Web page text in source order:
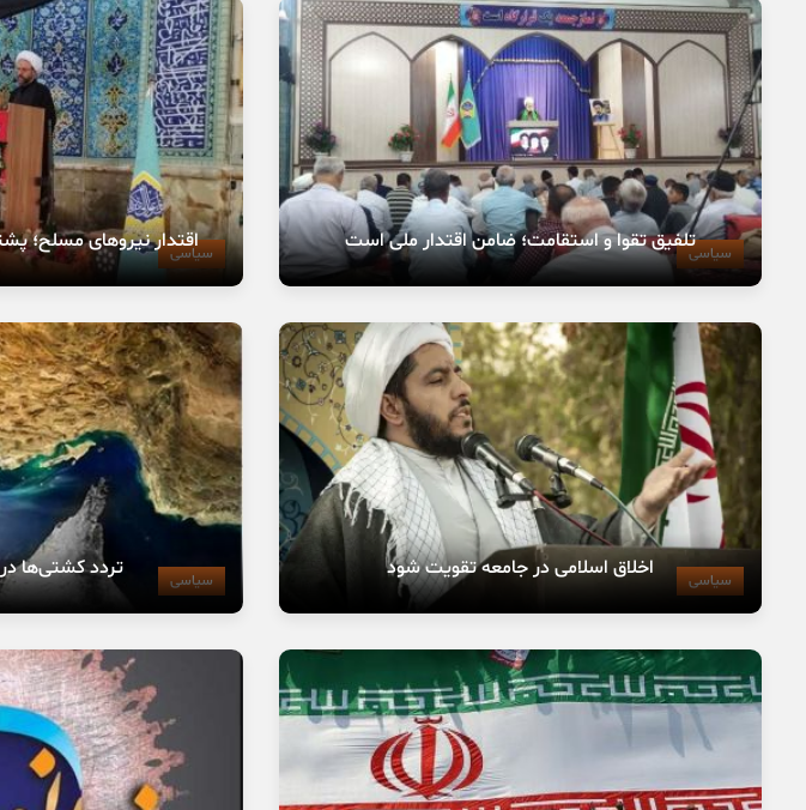
سیاسیتلفیق تقوا و استقامت؛ ضامن اقتدار ملی است سیاسی
اقتدار نیروهای مسلح؛
سیاسی اخلاق اسلامی در جامعه تقویت شود سیاسی تردد کشتی‌ها